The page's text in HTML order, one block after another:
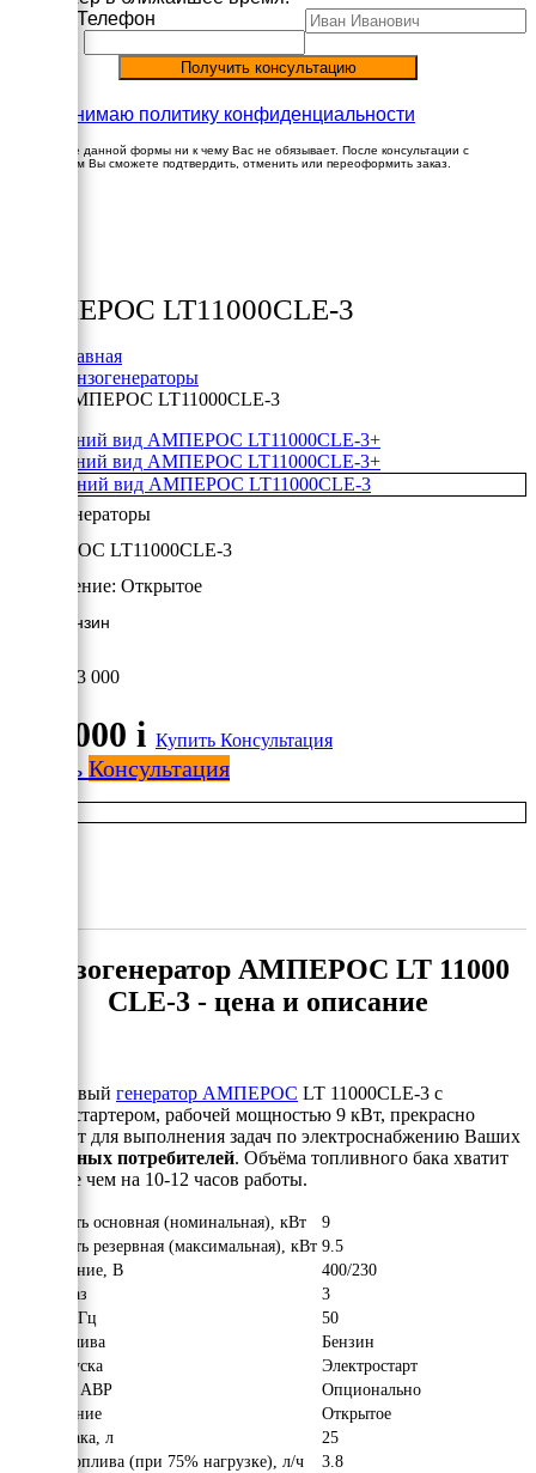
Телефон
Принимаю политику конфиденциальности
Заполнение данной формы ни к чему Вас не обязывает. После консультации с
менеджером Вы сможете подтвердить, отменить или переоформить заказ.
АМПЕРОС LT11000CLE-3
Главная
Бензогенераторы
АМПЕРОС LT11000CLE-3
+
+
Бензогенераторы
АМПЕРОС LT11000CLE-3
Исполнение: Открытое
9 кВт/Бензин
163 000
163 000 i Купить Консультация
Купить Консультация
Бензогенератор АМПЕРОС LT 11000
CLE-3 - цена и описание
Бензиновый генератор АМПЕРОС LT 11000CLE-3 с
электростартером, рабочей мощностью 9 кВт, прекрасно
подойдёт для выполнения задач по электроснабжению Ваших
трёхфазных потребителей. Объёма топливного бака хватит
не менее чем на 10-12 часов работы.
Мощность основная (номинальная), кВт
9
Мощность резервная (максимальная), кВт 9.5
Напряжение, В
400/230
Число фаз
3
Частота, Гц
50
Вид топлива
Бензин
Тип запуска
Электростарт
Наличие АВР
Опционально
Исполнение
Открытое
Объём бака, л
25
Расход топлива (при 75% нагрузке), л/ч
3.8